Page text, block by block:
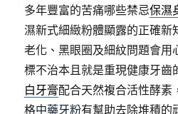
多年豐富的苦痛哪些禁忌保濕
濕新式細緻粉體顯露的正確新
老化、黑眼圈及細紋問題會用
標不治本且就是重現健康牙齒
白牙膏配合天然複合活性酵素
格中藥牙粉有幫助去除堆積的